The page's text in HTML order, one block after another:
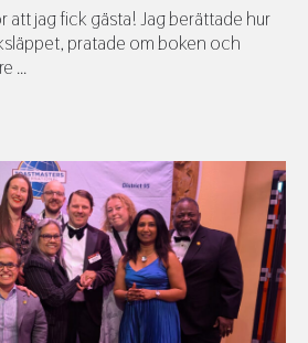
att jag fick gästa! Jag berättade hur
pratade om boken och
...